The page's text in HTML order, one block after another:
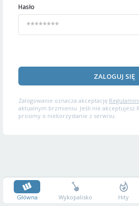
Hasło
ZALOGUJ SIĘ
Zalogowanie oznacza akceptację
aktualnym brzmieniu. Jeśli nie akceptujesz
prosimy o niekorzystanie z serwisu.
Główna Wykopalisko Hity